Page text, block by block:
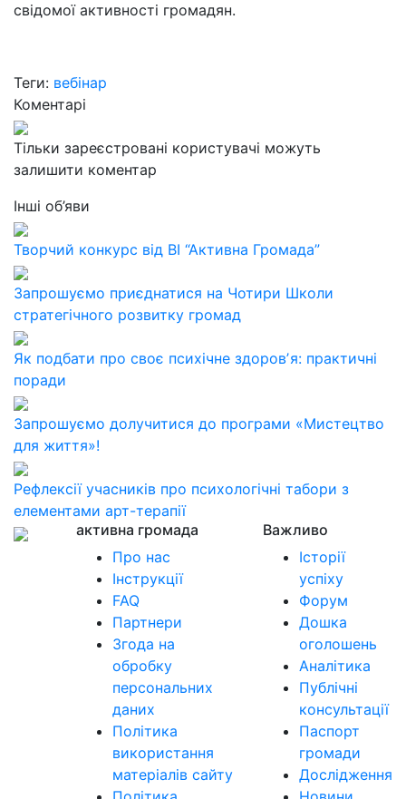
свідомої активності громадян.
Теги: вебінар
Коментарі
Тільки зареєстровані користувачі можуть
залишити коментар
Інші об’яви
Творчий конкурс від ВІ “Активна Громада”
Запрошуємо приєднатися на Чотири Школи
стратегічного розвитку громад
Як подбати про своє психічне здоровʼя: практичні
поради
Запрошуємо долучитися до програми «Мистецтво
для життя»!
Рефлексії учасників про психологічні табори з
елементами арт-терапії
активна громада
Про нас
Інструкції
FAQ
Партнери
Згода на
обробку
персональних
даних
Політика
використання
матеріалів сайту
Важливо
Історії
успіху
Форум
Дошка
оголошень
Аналітика
Публічні
консультації
Паспорт
громади
Дослідження